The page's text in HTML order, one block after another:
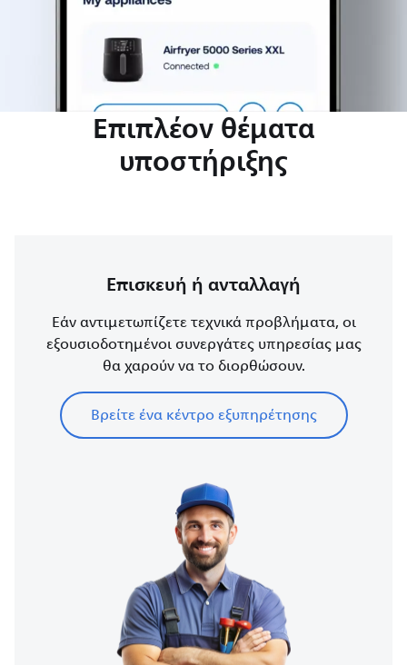
Επιπλέον θέματα
υποστήριξης
Επισκευή ή ανταλλαγή
Εάν αντιμετωπίζετε τεχνικά προβλήματα, οι
εξουσιοδοτημένοι συνεργάτες υπηρεσίας μας
θα χαρούν να το διορθώσουν.
Βρείτε ένα κέντρο εξυπηρέτησης